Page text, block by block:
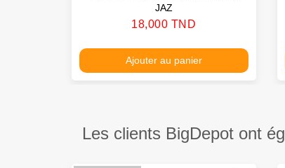
JAZ
Prix
18,000 TND
Ajouter au panier
Les clients BigDepot ont